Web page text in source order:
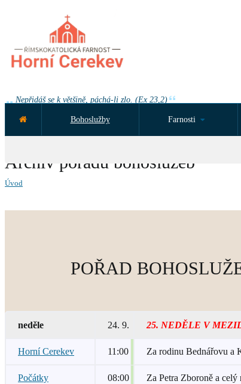
Nepřidáš se k většině, páchá-li zlo. (Ex 23,2)
NEJBLIŽŠÍ UDÁLOST ZA:
Bohoslužby Farnosti
Archiv pořadů bohoslužeb
Úvod
POŘAD
neděle 24. 9. 25. NEDĚLE V
Horní Cerekev 11:00 Za rodinu Bednářovu a
Počátky 08:00 Za Petra Zboroně a celý